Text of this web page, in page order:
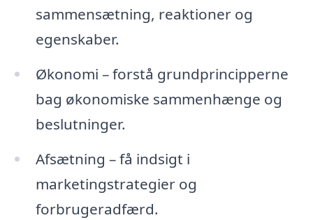
sammensætning, reaktioner og
egenskaber.
Økonomi – forstå grundprincipperne
bag økonomiske sammenhænge og
beslutninger.
Afsætning – få indsigt i
marketingstrategier og
forbrugeradfærd.